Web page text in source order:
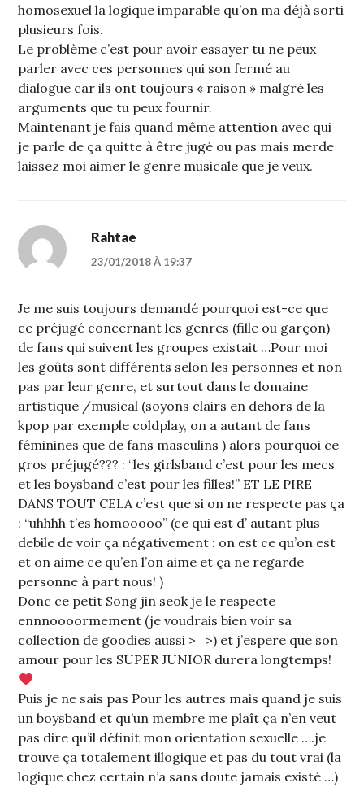
homosexuel la logique imparable qu’on ma déjà sorti
plusieurs fois.
Le problème c’est pour avoir essayer tu ne peux
parler avec ces personnes qui son fermé au
dialogue car ils ont toujours « raison » malgré les
arguments que tu peux fournir.
Maintenant je fais quand même attention avec qui
je parle de ça quitte à être jugé ou pas mais merde
laissez moi aimer le genre musicale que je veux.
Rahtae
23/01/2018 À 19:37
Je me suis toujours demandé pourquoi est-ce que
ce préjugé concernant les genres (fille ou garçon)
de fans qui suivent les groupes existait …Pour moi
les goûts sont différents selon les personnes et non
pas par leur genre, et surtout dans le domaine
artistique /musical (soyons clairs en dehors de la
kpop par exemple coldplay, on a autant de fans
féminines que de fans masculins ) alors pourquoi ce
gros préjugé??? : “les girlsband c’est pour les mecs
et les boysband c’est pour les filles!” ET LE PIRE
DANS TOUT CELA c’est que si on ne respecte pas ça
: “uhhhh t’es homooooo” (ce qui est d’ autant plus
debile de voir ça négativement : on est ce qu’on est
et on aime ce qu’en l’on aime et ça ne regarde
personne à part nous! )
Donc ce petit Song jin seok je le respecte
ennnoooormement (je voudrais bien voir sa
collection de goodies aussi >_>) et j’espere que son
amour pour les SUPER JUNIOR durera longtemps!
Puis je ne sais pas Pour les autres mais quand je suis
un boysband et qu’un membre me plaît ça n’en veut
pas dire qu’il définit mon orientation sexuelle ….je
trouve ça totalement illogique et pas du tout vrai (la
logique chez certain n’a sans doute jamais existé …)